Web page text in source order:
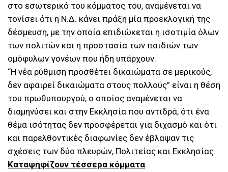
στο εσωτερικό του κόμματος του, αναμένεται να
τονίσει ότι η Ν.Δ. κάνει πράξη μία προεκλογική της
δέσμευση, με την οποία επιδιώκεται η ισοτιμία όλων
των πολιτών και η προστασία των παιδιών των
ομόφυλων γονέων που ήδη υπάρχουν.
“Η νέα ρύθμιση προσθέτει δικαιώματα σε μερικούς,
δεν αφαιρεί δικαιώματα στους πολλούς” είναι η θέση
του πρωθυπουργού, ο οποίος αναμένεται να
διαμηνύσει και στην Εκκλησία που αντιδρά, ότι ένα
θέμα ισότητας δεν προσφέρεται για διχασμό και ότι
και παρελθοντικές διαφωνίες δεν έβλαψαν τις
σχέσεις των δύο πλευρών, Πολιτείας και Εκκλησίας.
Καταψηφίζουν τέσσερα κόμματα